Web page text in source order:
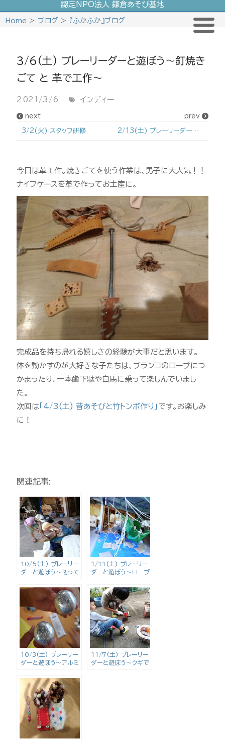
SkipHome > ブログ > 『ふかふか』ブログ
3/6(土) プレーリーダーと遊ぼう〜釘焼き
ごて と 革で工作〜
2021/3/6 インディー
prev
2/13(土) プレーリーダーと遊ぼう〜節分あそびとしちりんであたたまろう〜
next
3/2(火) スタッフ研修
今日は革工作。焼きごてを使う作業は、男子に大人気！！
ナイフケースを革で作ってお土産に。
完成品を持ち帰れる嬉しさの経験が大事だと思います。
体を動かすのが大好きな子たちは、ブランコのロープにつ
かまったり、一本歯下駄や白馬に乗って楽しんでいまし
た。
次回は 「4/3(土) 昔あそびと竹トンボ作り」 です。お楽しみ
に！
関連記事:
10/5(土) プレーリー
ダーと遊ぼう〜切って
1/11(土) プレーリー
ダーと遊ぼう〜ロープ
10/3(土) プレーリー
ダーと遊ぼう〜アルミ
11/7(土) プレーリー
ダーと遊ぼう〜クギで
認定NPO法人 鎌倉あそび基地